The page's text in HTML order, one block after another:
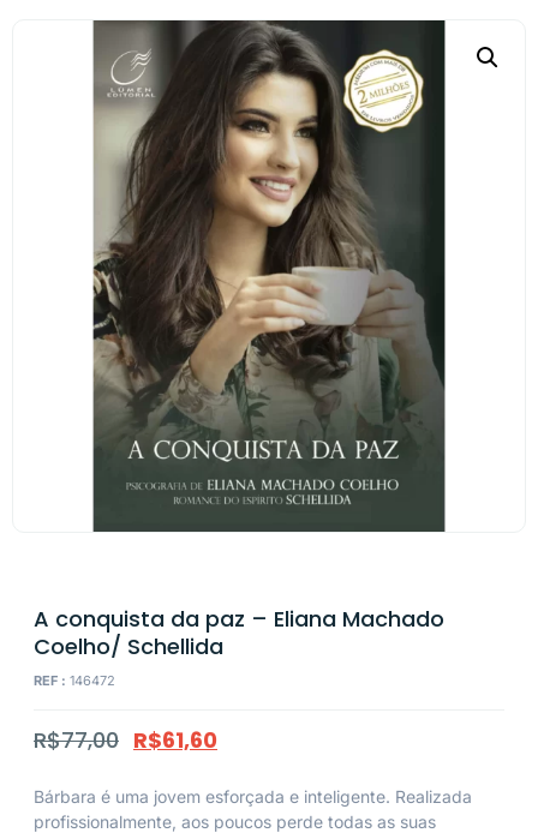
A conquista da paz – Eliana Machado
Coelho/ Schellida
REF : 146472
R$77,00 R$61,60
Bárbara é uma jovem esforçada e inteligente. Realizada
profissionalmente, aos poucos perde todas as suas